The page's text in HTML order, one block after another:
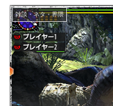
雑談・ネタ・界隈